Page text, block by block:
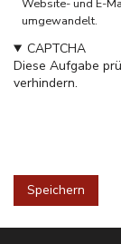
Website- und E-
umgewandelt.
CAPTCHA
Diese Aufgabe
verhindern.